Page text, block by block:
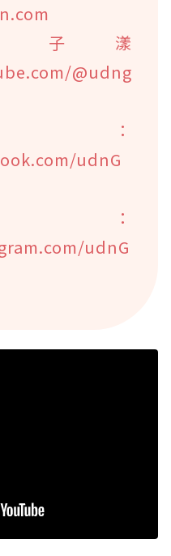
子漾
@udng
udnG
udnG